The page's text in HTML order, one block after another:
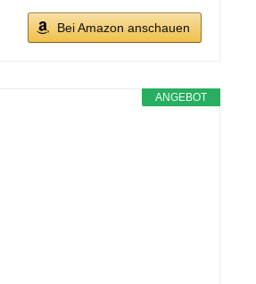
Bei Amazon anschauen
ANGEBOT